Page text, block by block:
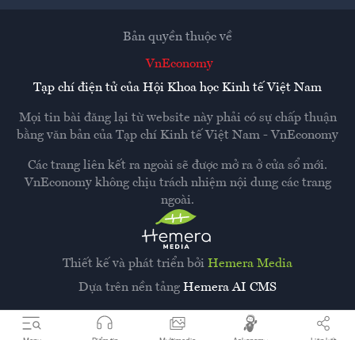
Thiết kế và phát triển bởi Hemera Media
Dựa trên nền tảng Hemera AI CMS
Bản quyền thuộc về
VnEconomy
Tạp chí điện tử của Hội Khoa học Kinh tế Việt Nam
Mọi tin bài đăng lại từ website này phải có sự chấp thuận
bằng văn bản của Tạp chí Kinh tế Việt Nam - VnEconomy
Các trang liên kết ra ngoài sẽ được mở ra ở cửa sổ mới.
VnEconomy không chịu trách nhiệm nội dung các trang
ngoài.